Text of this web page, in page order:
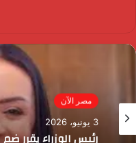
مصر الآن
3 يونيو، 2026